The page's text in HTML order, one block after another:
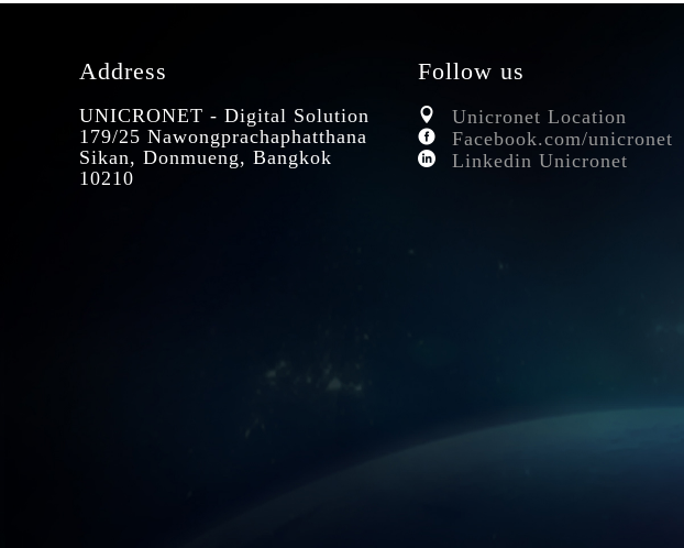
Address
UNICRONET - Digital Solution
179/25 Nawongprachaphatthana
Sikan, Donmueng, Bangkok
10210
Follow us
Unicronet Location
Facebook.com/unicronet
Linkedin Unicronet